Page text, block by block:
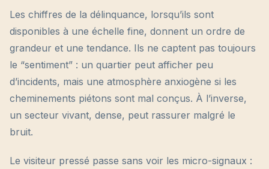
Les chiffres de la délinquance, lorsqu’ils sont
disponibles à une échelle fine, donnent un ordre de
grandeur et une tendance. Ils ne captent pas toujours
le “sentiment” : un quartier peut afficher peu
d’incidents, mais une atmosphère anxiogène si les
cheminements piétons sont mal conçus. À l’inverse,
un secteur vivant, dense, peut rassurer malgré le
bruit.
Le visiteur pressé passe sans voir les micro-signaux :